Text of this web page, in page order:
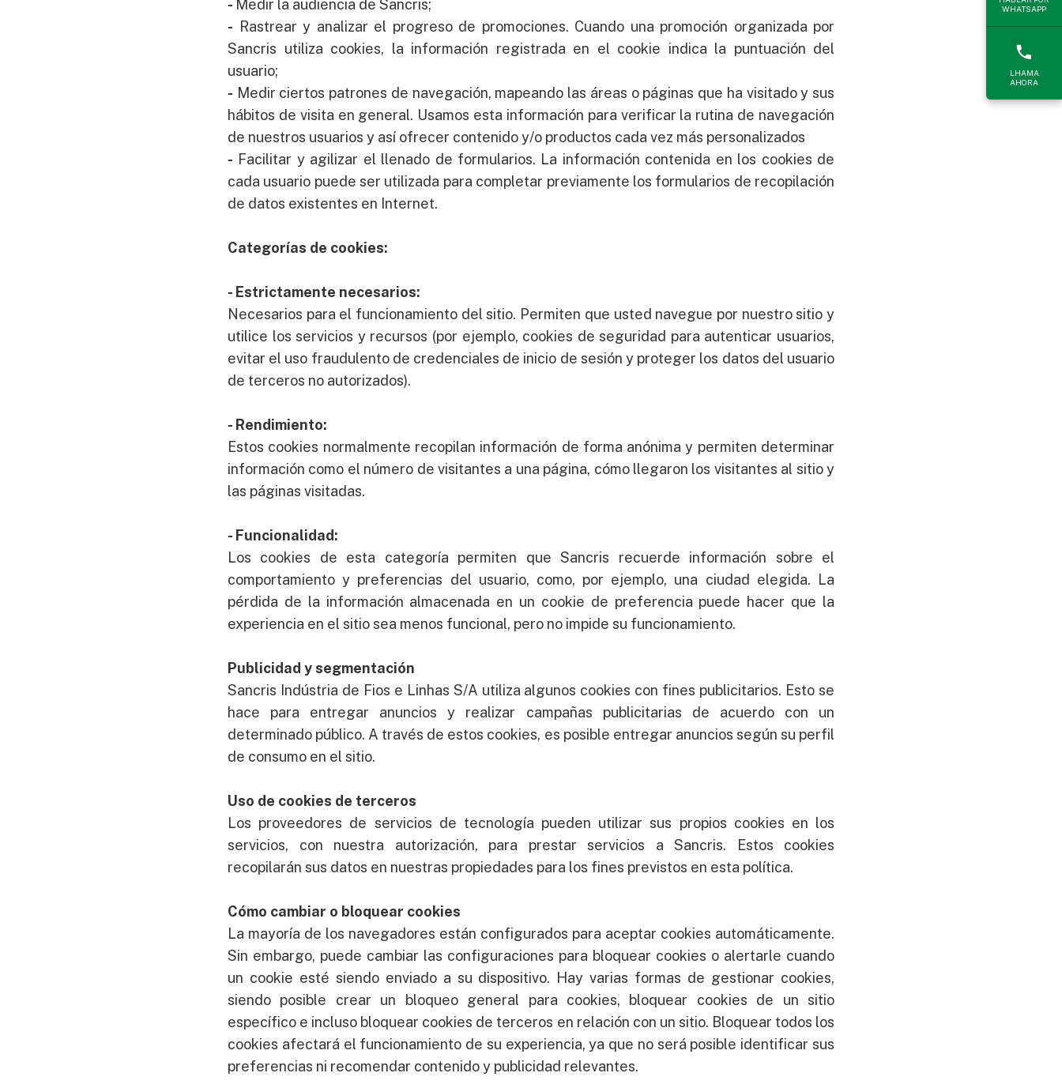
- Medir la audiencia de Sancris;
- Rastrear y analizar el progreso de promociones. Cuando una promoción organizada por
Sancris utiliza cookies, la información registrada en el cookie indica la puntuación del
usuario;
- Medir ciertos patrones de navegación, mapeando las áreas o páginas que ha visitado y sus
hábitos de visita en general. Usamos esta información para verificar la rutina de navegación
de nuestros usuarios y así ofrecer contenido y/o productos cada vez más personalizados
- Facilitar y agilizar el llenado de formularios. La información contenida en los cookies de
cada usuario puede ser utilizada para completar previamente los formularios de recopilación
de datos existentes en Internet.
Categorías de cookies:
- Estrictamente necesarios:
Necesarios para el funcionamiento del sitio. Permiten que usted navegue por nuestro sitio y
utilice los servicios y recursos (por ejemplo, cookies de seguridad para autenticar usuarios,
evitar el uso fraudulento de credenciales de inicio de sesión y proteger los datos del usuario
de terceros no autorizados).
- Rendimiento:
Estos cookies normalmente recopilan información de forma anónima y permiten determinar
información como el número de visitantes a una página, cómo llegaron los visitantes al sitio y
las páginas visitadas.
- Funcionalidad:
Los cookies de esta categoría permiten que Sancris recuerde información sobre el
comportamiento y preferencias del usuario, como, por ejemplo, una ciudad elegida. La
pérdida de la información almacenada en un cookie de preferencia puede hacer que la
experiencia en el sitio sea menos funcional, pero no impide su funcionamiento.
Publicidad y segmentación
Sancris Indústria de Fios e Linhas S/A utiliza algunos cookies con fines publicitarios. Esto se
hace para entregar anuncios y realizar campañas publicitarias de acuerdo con un
determinado público. A través de estos cookies, es posible entregar anuncios según su perfil
de consumo en el sitio.
Uso de cookies de terceros
Los proveedores de servicios de tecnología pueden utilizar sus propios cookies en los
servicios, con nuestra autorización, para prestar servicios a Sancris. Estos cookies
recopilarán sus datos en nuestras propiedades para los fines previstos en esta política.
Cómo cambiar o bloquear cookies
La mayoría de los navegadores están configurados para aceptar cookies automáticamente.
Sin embargo, puede cambiar las configuraciones para bloquear cookies o alertarle cuando
un cookie esté siendo enviado a su dispositivo. Hay varias formas de gestionar cookies,
siendo posible crear un bloqueo general para cookies, bloquear cookies de un sitio
específico e incluso bloquear cookies de terceros en relación con un sitio. Bloquear todos los
cookies afectará el funcionamiento de su experiencia, ya que no será posible identificar sus
preferencias ni recomendar contenido y publicidad relevantes.
WHATSAPP
LHAMA
AHORA